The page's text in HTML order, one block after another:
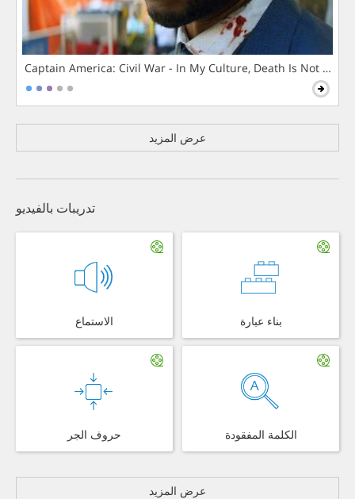
Captain America: Civil War - In My Culture, Death Is Not The
عرض المزيد
تدريبات بالفيديو
الاستماع بناء عبارة
حروف الجر الكلمة المفقودة
عرض المزيد